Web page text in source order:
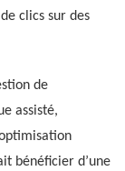
clics sur des
de
assisté,
bénéficier d’une